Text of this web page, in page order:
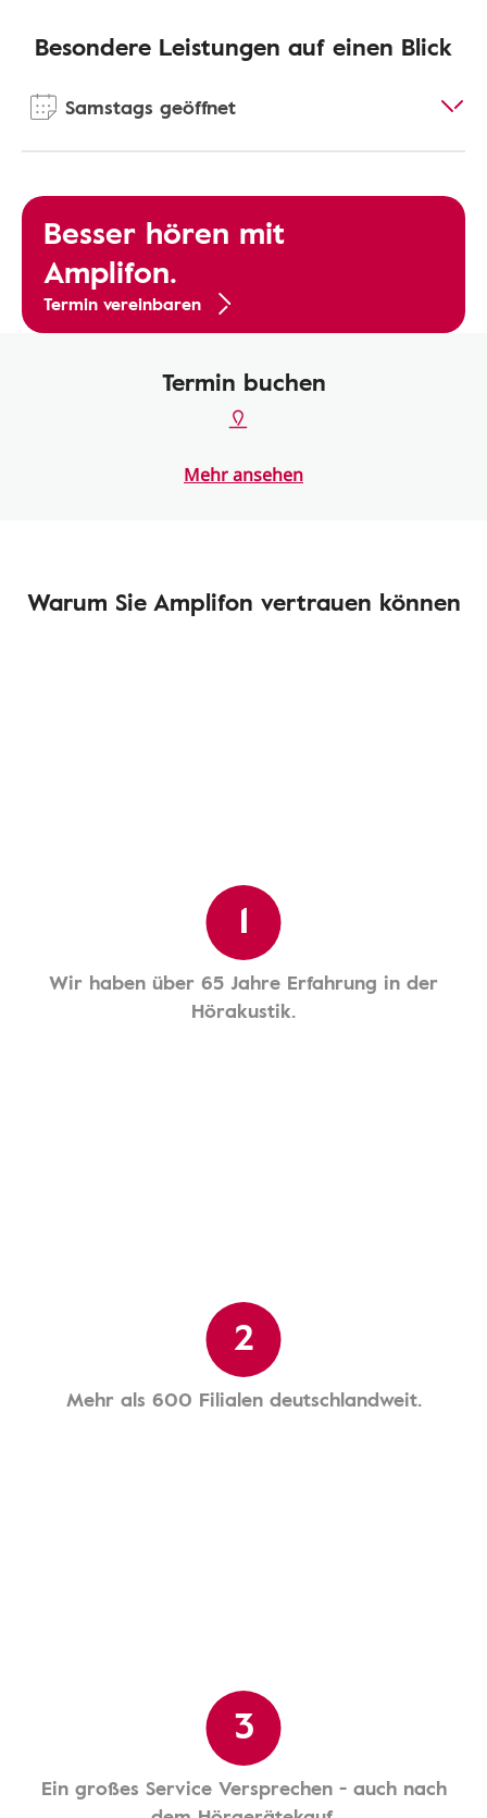
Besondere Leistungen auf einen Blick
Samstags geöffnet
Besser hören mit
Amplifon.
Termin vereinbaren
Termin buchen
Mehr ansehen
Warum Sie Amplifon vertrauen können
1
Wir haben über 65 Jahre Erfahrung in der
Hörakustik.
2
Mehr als 600 Filialen deutschlandweit.
3
Ein großes Service Versprechen - auch nach